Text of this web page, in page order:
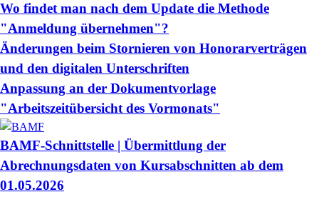
Wo findet man nach dem Update die Methode
"Anmeldung übernehmen"?
Änderungen beim Stornieren von Honorarverträgen
und den digitalen Unterschriften
Anpassung an der Dokumentvorlage
"Arbeitszeitübersicht des Vormonats"
BAMF-Schnittstelle | Übermittlung der
Abrechnungsdaten von Kursabschnitten ab dem
01.05.2026